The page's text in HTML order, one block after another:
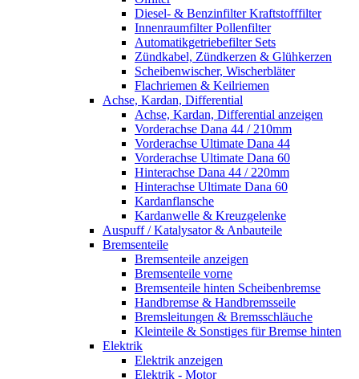
Diesel- & Benzinfilter Kraftstofffilter
Innenraumfilter Pollenfilter
Automatikgetriebefilter Sets
Zündkabel, Zündkerzen & Glühkerzen
Scheibenwischer, Wischerbläter
Flachriemen & Keilriemen
Achse, Kardan, Differential
Achse, Kardan, Differential anzeigen
Vorderachse Dana 44 / 210mm
Vorderachse Ultimate Dana 44
Vorderachse Ultimate Dana 60
Hinterachse Dana 44 / 220mm
Hinterachse Ultimate Dana 60
Kardanflansche
Kardanwelle & Kreuzgelenke
Auspuff / Katalysator & Anbauteile
Bremsenteile
Bremsenteile anzeigen
Bremsenteile vorne
Bremsenteile hinten Scheibenbremse
Handbremse & Handbremsseile
Bremsleitungen & Bremsschläuche
Kleinteile & Sonstiges für Bremse hinten
Elektrik
Elektrik anzeigen
Elektrik - Motor